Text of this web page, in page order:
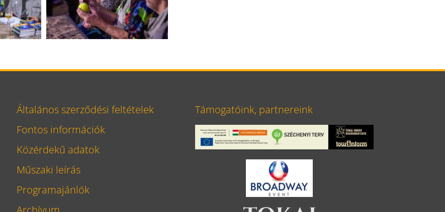
Általános szerződési feltételek
Fontos információk
Közérdekű adatok
Műszaki leírás
Programajánlók
Támogatóink, partnereink